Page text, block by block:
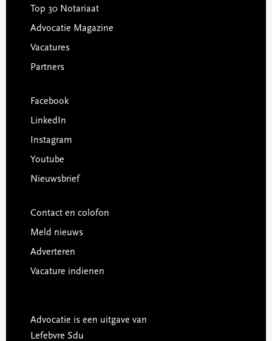
Top 30 Notariaat
Advocatie Magazine
Vacatures
Partners
Facebook
LinkedIn
Instagram
Youtube
Nieuwsbrief
Contact en colofon
Meld nieuws
Adverteren
Vacature indienen
Advocatie is een uitgave van
Lefebvre Sdu